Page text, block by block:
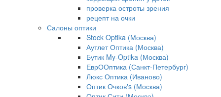
проверка остроты зрения
рецепт на очки
Салоны оптики
Stock Optika (Москва)
Аутлет Оптика (Москва)
Бутик My-Optika (Москва)
ЕврООптика (Санкт-Петербург)
Люкс Оптика (Иваново)
Оптик Очков's (Москва)